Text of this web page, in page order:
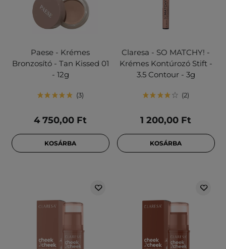
Paese - Krémes
Bronzosító - Tan Kissed 01
- 12g
3
4 750,00 Ft
KOSÁRBA
Claresa - SO MATCHY! -
Krémes Kontúrozó Stift -
3.5 Contour - 3g
2
1 200,00 Ft
KOSÁRBA